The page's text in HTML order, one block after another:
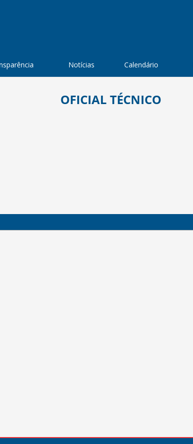
Notícias Calendário
OFICIAL TÉCNICO